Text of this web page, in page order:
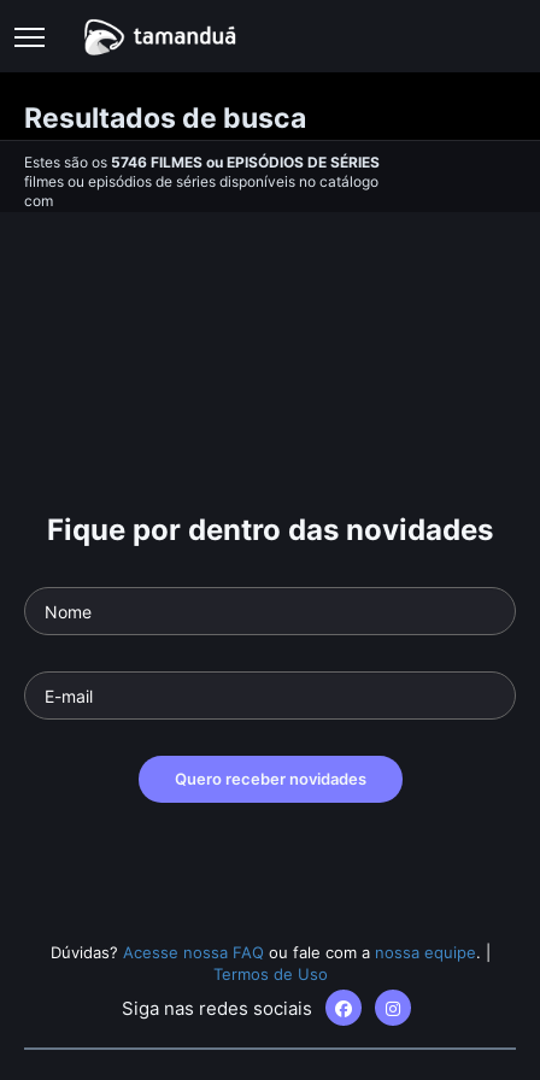
Resultados de busca
Estes são os 5746 FILMES ou EPISÓDIOS DE SÉRIES
filmes ou episódios de séries disponíveis no catálogo
com
Fique por dentro das novidades
Quero receber novidades
Dúvidas? Acesse nossa FAQ ou fale com a nossa equipe.
Termos de Uso
Siga nas redes sociais